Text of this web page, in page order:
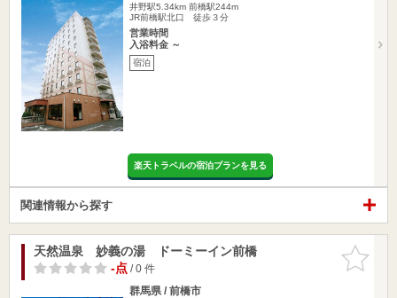
井野駅5.34km 前橋駅244m
JR前橋駅北口 徒歩３分
営業時間
入浴料金 ～
宿泊
楽天トラベルの宿泊プランを見る
関連情報から探す
お気に入
りに追加
天然温泉 妙義の湯 ドーミーイン前橋
-点/ 0 件
群馬県 / 前橋市